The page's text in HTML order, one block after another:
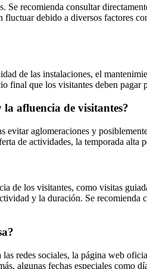
recomienda consultar
debido a diversos factores
de las instalaciones, el
final que los visitantes deben pagar
afluencia de visitantes?
aglomeraciones y
de actividades, la temporada alta
los visitantes, como visitas
y la duración. Se
redes sociales, la página web
algunas fechas especiales como